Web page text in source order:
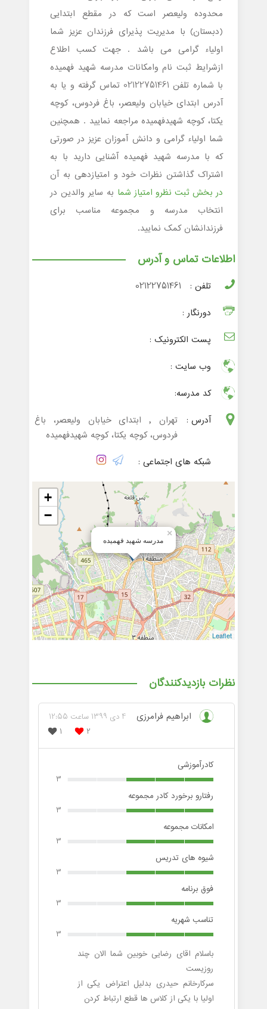
محدوده ولیعصر است که در مقطع ابتدایی
(دبستان) با مدیریت پذیرای فرزندان عزیز شما
اولیاء گرامی می باشد . جهت کسب اطلاع
ازشرایط ثبت نام وامکانات مدرسه شهید فهمیده
با شماره تلفن 02122751461 تماس گرفته و یا به
آدرس ابتدای خیابان ولیعصر، باغ فردوس، کوچه
یکتا، کوچه شهیدفهمیده مراجعه نمایید . همچنین
شما اولیاء گرامی و دانش آموزان عزیز در صورتی
که با مدرسه شهید فهمیده آشنایی دارید با به
اشتراک گذاشتن نظرات خود و امتیازدهی به آن
در بخش ثبت نظرو امتیاز شما به سایر والدین در
انتخاب مدرسه و مجموعه مناسب برای
فرزندانشان کمک نمایید.
اطلاعات تماس و آدرس
تلفن :
02122751461
دورنگار :
پست الکترونیک :
وب سایت :
کد مدرسه:
آدرس :
تهران , ابتدای خیابان ولیعصر، باغ
فردوس، کوچه یکتا، کوچه شهیدفهمیده
شبکه های اجتماعی :
مدرسه شهید فهمیده
×
+
−
Leaflet
نظرات بازدیدکنندگان
ابراهیم فرامرزی
4 دی 1399 ساعت 12:55
2
1
کادرآموزشی
3
رفتارو برخورد کادر مجموعه
3
امکانات مجموعه
3
شیوه های تدریس
3
فوق برنامه
3
تناسب شهریه
3
باسلام اقای رضایی خوبین شما الان چند
روزیست
سرکارخانم حیدری بدلیل اعتراض یکی از
اولیا با یکی از کلاس ها قطع ارتباط کردن